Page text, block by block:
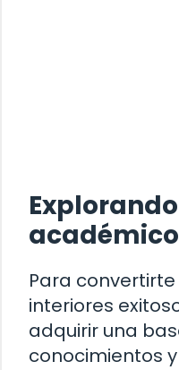
Para
interiores
adquirir una
conocimientos